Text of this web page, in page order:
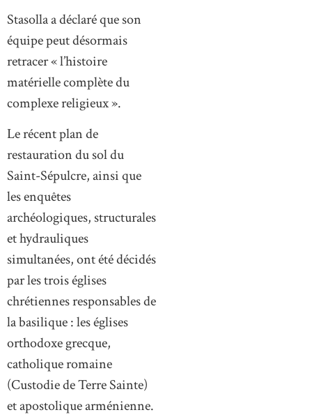
Stasolla a déclaré que son
équipe peut désormais
retracer « l’histoire
matérielle complète du
complexe religieux ».
Le récent plan de
restauration du sol du
Saint-Sépulcre, ainsi que
les enquêtes
archéologiques, structurales
et hydrauliques
simultanées, ont été décidés
par les trois églises
chrétiennes responsables de
la basilique : les églises
orthodoxe grecque,
catholique romaine
(Custodie de Terre Sainte)
et apostolique arménienne.